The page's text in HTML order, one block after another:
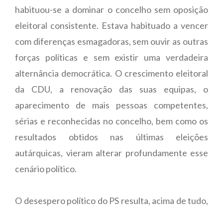
habituou-se a dominar o concelho sem oposição
eleitoral consistente. Estava habituado a vencer
com diferenças esmagadoras, sem ouvir as outras
forças políticas e sem existir uma verdadeira
alternância democrática. O crescimento eleitoral
da CDU, a renovação das suas equipas, o
aparecimento de mais pessoas competentes,
sérias e reconhecidas no concelho, bem como os
resultados obtidos nas últimas eleições
autárquicas, vieram alterar profundamente esse
cenário político.
O desespero político do PS resulta, acima de tudo,